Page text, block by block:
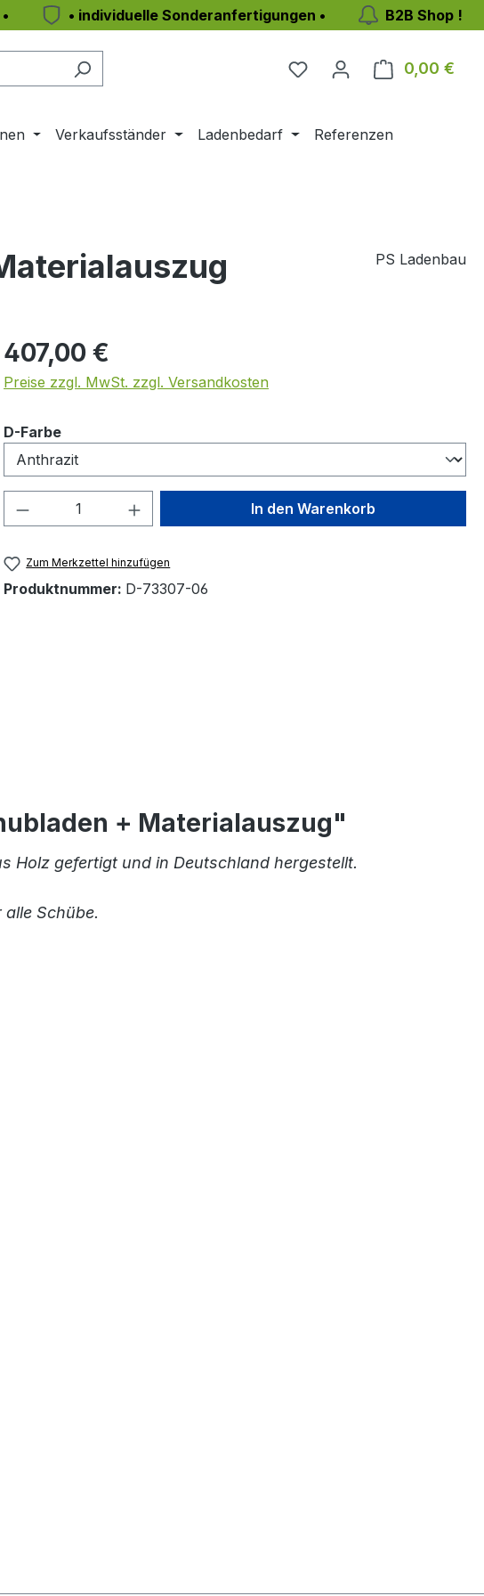
• individuelle Sonderanfertigungen • B2B Shop !
0,00 €
Verkaufsständer Ladenbedarf
Referenzen
PS Ladenbau
Regulärer Preis:
407,00 €
Preise zzgl. MwSt. zzgl. Versandkosten
D-Farbeauswählen
Produkt Anzahl: Gib den gewünschten Wert
In den Warenkorb
Zum Merkzettel hinzufügen
Produktnummer: D-73307-06
+ Materialauszug"
Holz gefertigt und in Deutschland hergestellt.
alle Schübe.